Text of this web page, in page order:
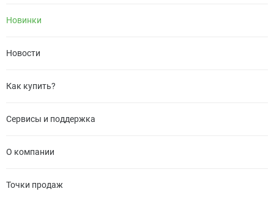
Новинки
Новости
Как купить?
Сервисы и поддержка
О компании
Точки продаж